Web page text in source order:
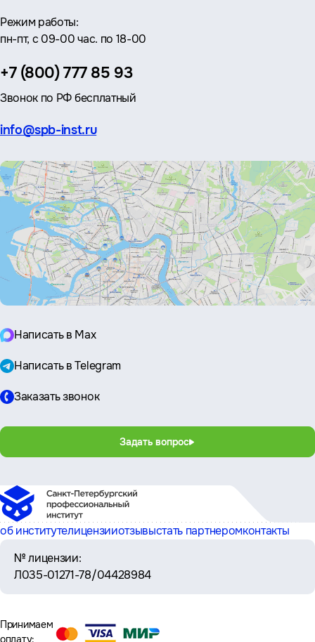
Режим работы:
пн-пт, с 09-00 час. по 18-00
Телефон:
+7 (800) 777 85 93
Звонок по РФ бесплатный
Эл.
info@spb-inst.ru
Написать в Max
Написать в Telegram
Заказать звонок
Задать вопрос
об институтелицензииотзывыстать партнеромконтакты
№ лицензии:
Л035-01271-78/04428984
Принимаем